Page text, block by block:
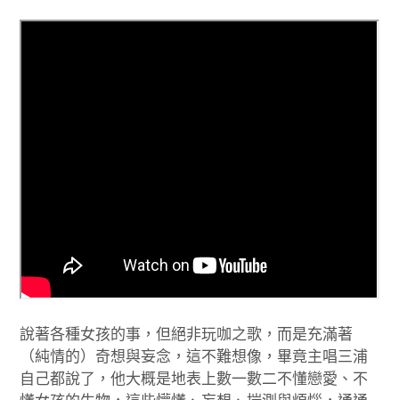
說著各種女孩的事，但絕非玩咖之歌，而是充滿著
（純情的）奇想與妄念，這不難想像，畢竟主唱三浦
自己都說了，他大概是地表上數一數二不懂戀愛、不